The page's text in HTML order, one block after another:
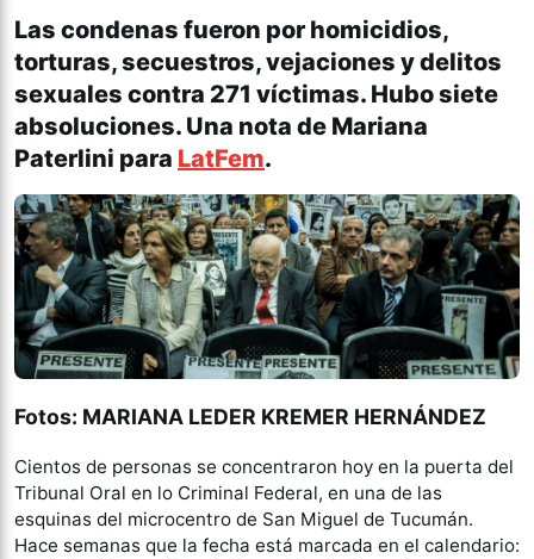
Las condenas fueron por homicidios,
torturas, secuestros, vejaciones y delitos
sexuales contra 271 víctimas. Hubo siete
absoluciones. Una nota de Mariana
Paterlini para LatFem.
Fotos: MARIANA LEDER KREMER HERNÁNDEZ
Cientos de personas se concentraron hoy en la puerta del
Tribunal Oral en lo Criminal Federal, en una de las
esquinas del microcentro de San Miguel de Tucumán.
Hace semanas que la fecha está marcada en el calendario: